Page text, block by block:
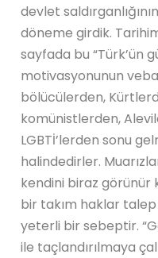
devlet
döneme girdik.
sayfada bu “Türk’ün
motivasyonunun
bölücülerden,
komünistlerden,
LGBTİ’lerden sonu
halindedirler.
kendini biraz görünür
bir takım haklar talep
yeterli bir sebeptir.
ile taçlandırılmaya